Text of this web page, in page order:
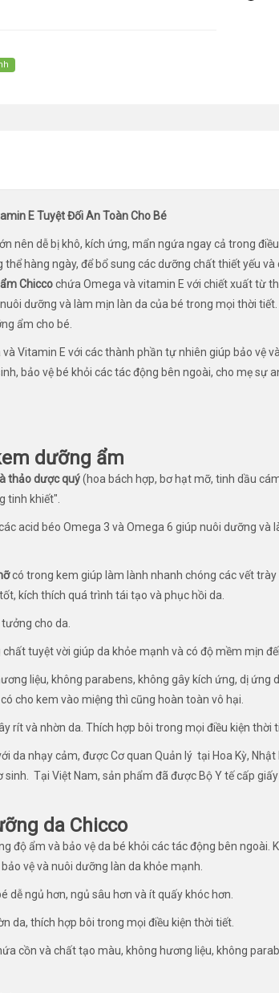
E Tuyệt Đối An Toàn Cho Bé
nên dễ bị khô, kích ứng, mẩn ngứa ngay cả trong
hàng ngày, để bổ sung các dưỡng chất thiết yếu và
Chiccochứa Omega và vitamin E với chiết xuất từ
dưỡng và làm mịn làn da của bé trong mọi thời
ẩm cho bé.
Vitamin E với các thành phần tự nhiên giúp bảo vệ
bảo vệ bé khỏi các tác động bên ngoài, cho mẹ sự
dưỡng ẩm
thảo dược quý(hoa bách hợp, bơ hạt mỡ, tinh dầu
tinh khiết".
acid béo Omega 3 và Omega 6 giúp nuôi dưỡng và
có trong kem giúp làm lành nhanh chóng các vết trày
kích thích quá trình tái tạo và phục hồi da.
cho da.
tuyệt vời giúp da khỏe mạnh và có độ mềm mịn
liệu, không parabens, không gây kích ứng, dị ứng
cho kem vào miệng thì cũng hoàn toàn vô hại.
rít và nhờn da. Thích hợp bôi trong mọi điều kiện thời
da nhạy cảm, được Cơ quan Quản lý tại Hoa Kỳ, Nhật
Tại Việt Nam, sản phẩm đã được Bộ Y tế cấp
da Chicco
độ ẩm và bảo vệ da bé khỏi các tác động bên ngoài.
vệ và nuôi dưỡng làn da khỏe mạnh.
dễ ngủ hơn, ngủ sâu hơn và ít quấy khóc hơn.
da, thích hợp bôi trong mọi điều kiện thời tiết.
cồn và chất tạo màu, không hương liệu, không